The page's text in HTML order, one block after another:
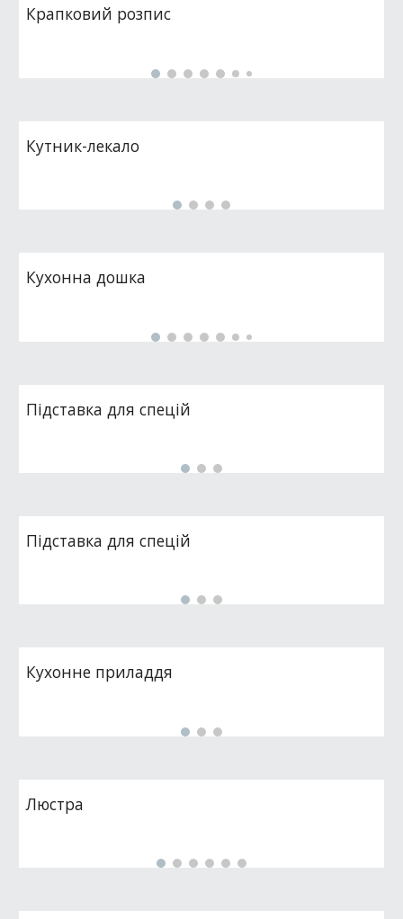
Крапковий розпис
Кутник-лекало
Кухонна дошка
Підставка для спецій
Підставка для спецій
Кухонне приладдя
Люстра